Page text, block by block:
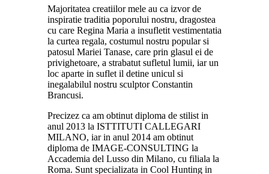
Majoritatea creatiilor mele au ca izvor de
inspiratie traditia poporului nostru, dragostea
cu care Regina Maria a insufletit vestimentatia
la curtea regala, costumul nostru popular si
patosul Mariei Tanase, care prin glasul ei de
privighetoare, a strabatut sufletul lumii, iar un
loc aparte in suflet il detine unicul si
inegalabilul nostru sculptor Constantin
Brancusi.
Precizez ca am obtinut diploma de stilist in
anul 2013 la ISTTITUTI CALLEGARI
MILANO, iar in anul 2014 am obtinut
diploma de IMAGE-CONSULTING la
Accademia del Lusso din Milano, cu filiala la
Roma. Sunt specializata in Cool Hunting in